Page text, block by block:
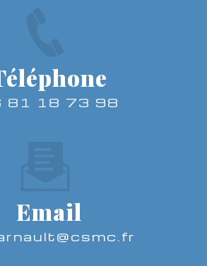
81 18 73 98
Email